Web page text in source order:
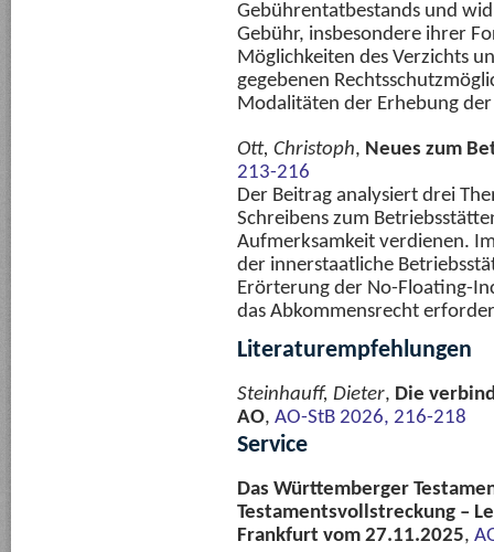
Gebührentatbestands und
Gebühr, insbesondere ihrer
Möglichkeiten des Verzichts
gegebenen
Modalitäten der Erhebung
Ott, Christoph, Neues zum
213-216
Der Beitrag analysiert drei
Schreibens zum
Aufmerksamkeit verdienen.
der innerstaatliche
Erörterung der No-Floating-
das Abkommensrecht
Literaturempfehlungen
Steinhauff, Dieter, Die
AO, AO-StB 2026, 216-218
Service
Das Württemberger
Testamentsvollstreckung –
Frankfurt vom 27.11.2025,